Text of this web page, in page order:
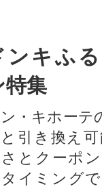
ンキふ
特集
ン・キホーテ
引き換え
とクーポ
イミング